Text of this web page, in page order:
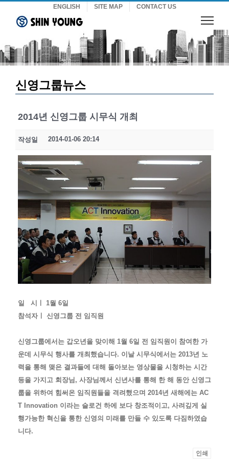
content
ENGLISH SITE MAP CONTACT US
신영그룹뉴스
2014년 신영그룹 시무식 개최
작성일 2014-01-06 20:14
일 시ㅣ 1월 6일
참석자ㅣ 신영그룹 전 임직원
신영그룹에서는 갑오년을 맞이해 1월 6일 전 임직원이 참여한 가
운데 시무식 행사를 개최했습니다. 이날 시무식에서는 2013년 노
력을 통해 맺은 결과들에 대해 돌아보는 영상물을 시청하는 시간
등을 가지고 회장님, 사장님께서 신년사를 통해 한 해 동안 신영그
룹을 위하여 힘써온 임직원들을 격려했으며 2014년 새해에는 AC
T Innovation 이라는 슬로건 하에 보다 창조적이고, 사려깊게 실
행가능한 혁신을 통한 신영의 미래를 만들 수 있도록 다짐하였습
니다.
인쇄